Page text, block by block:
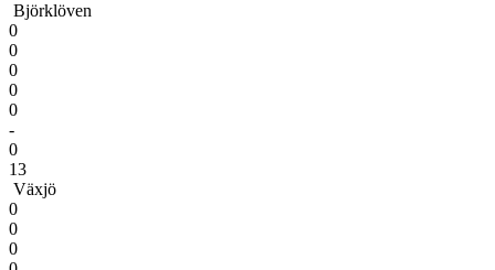
Björklöven
0
0
0
0
0
-
0
13
Växjö
0
0
0